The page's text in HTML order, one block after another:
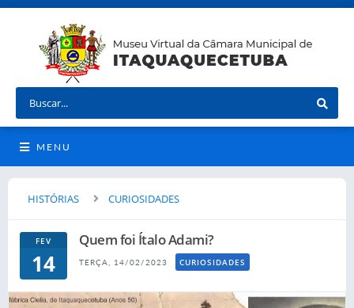
MENU
HISTÓRIAS CURIOSIDADES
FEV
14
Quem foi Ítalo Adami?
TERÇA, 14/02/2023 CURIOSIDADES